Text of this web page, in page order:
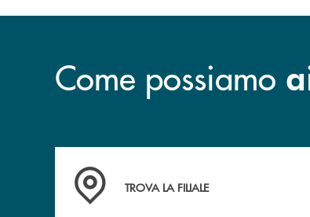
Come possiamo
Accedi all' elenco completo delle filiali
TROVA LA FILIALE